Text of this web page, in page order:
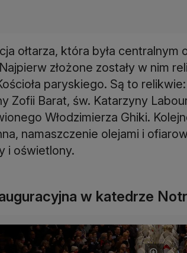
ołtarza, która była
złożone zostały w nim
paryskiego. Są to
Zofii Barat, św. Katarzyny
Włodzimierza Ghiki.
namaszczenie olejami i
i oświetlony.
w katedrze